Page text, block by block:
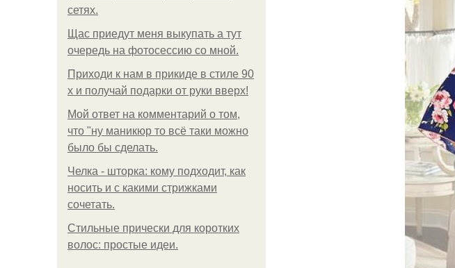
сетях.
Щас приедут меня выкупать а тут
очередь на фотосессию со мной.
Приходи к нам в прикиде в стиле 90
х и получай подарки от руки вверх!
Мой ответ на комментарий о том,
что "ну маникюр то всё таки можно
было бы сделать.
Челка - шторка: кому подходит, как
носить и с какими стрижками
сочетать.
Стильные прически для коротких
волос: простые идеи.